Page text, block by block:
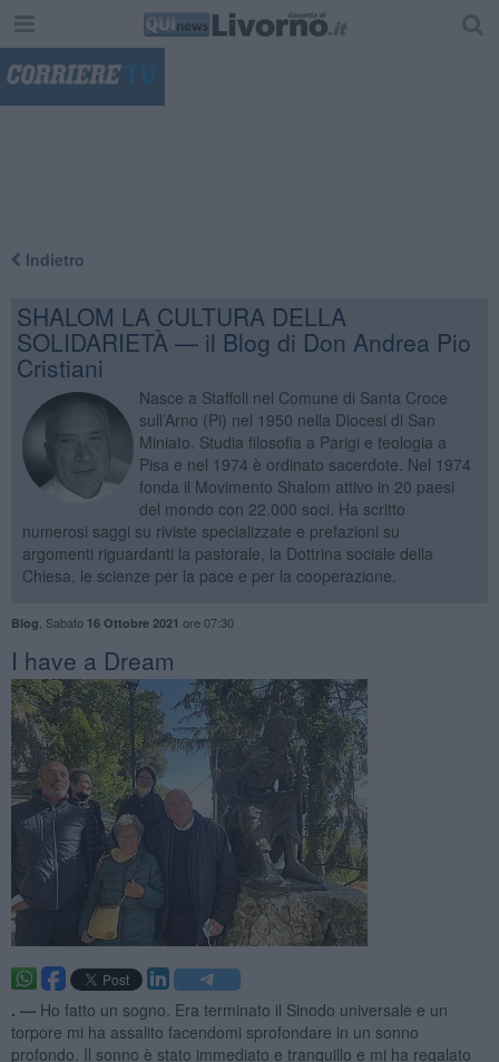
Indietro
SHALOM LA CULTURA DELLA
SOLIDARIETÀ — il Blog di Don Andrea Pio
Cristiani
Nasce a Staffoli nel Comune di Santa Croce
sull’Arno (Pi) nel 1950 nella Diocesi di San
Miniato. Studia filosofia a Parigi e teologia a
Pisa e nel 1974 è ordinato sacerdote. Nel 1974
fonda il Movimento Shalom attivo in 20 paesi
del mondo con 22.000 soci. Ha scritto
numerosi saggi su riviste specializzate e prefazioni su
argomenti riguardanti la pastorale, la Dottrina sociale della
Chiesa, le scienze per la pace e per la cooperazione.
Blog Sabato 16 Ottobre 2021 ore 07:30
​I have a Dream
. — Ho fatto un sogno. Era terminato il Sinodo universale e un
torpore mi ha assalito facendomi sprofondare in un sonno
profondo. Il sonno è stato immediato e tranquillo e mi ha regalato